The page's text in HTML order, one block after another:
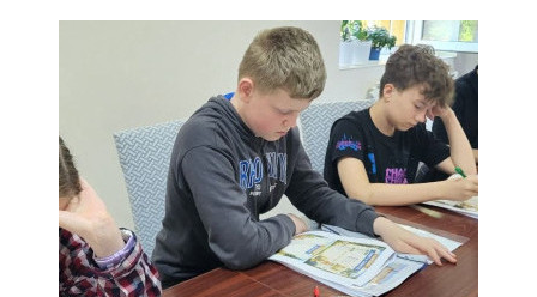
німецьких традиціях!
Отримайте безкоштовну консультацію!